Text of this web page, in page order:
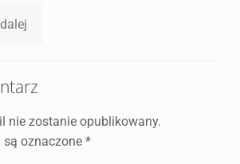
nie zostanie opublikowany.
oznaczone *